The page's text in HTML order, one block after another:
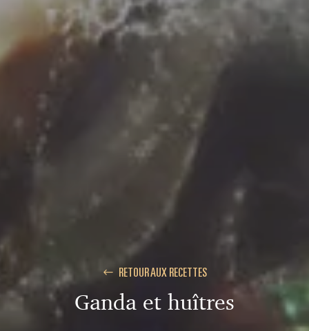
RETOUR AUX RECETTES
Ganda et huîtres